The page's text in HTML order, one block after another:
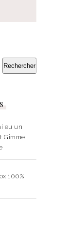
Rechercher
eu un
Gimme
100%